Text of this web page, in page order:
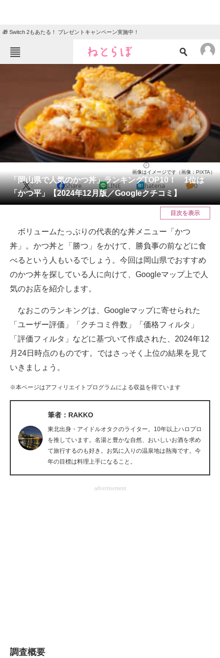
🎁 Switch 2もあたる！ プレゼントキャンペーン実施中！
ニュース
クイズ
グルメ 地域
住まい 教育・育児
リサーチ
会員記事
メディア
ITの今と未来を見通す
スマホと通信の最新トレンド
進化するPCとデバイスの未来
ビジネスと働き方のヒント
企業ITのトレンドを詳説
経営リーダーのコミュニティ
マーケ×ITの今がよく分かる
ITエンジニア向け専門サイト
企業向けIT製品の総合サイト
IT製品の技術・比較・事例
「岡山県で人気のかつ丼」ランキングTOP10！ 1位は
「かつ平」【2024年12月版／Googleクチコミ】
画像はイメージです（画像：PIXTA）
X Share LINE hatena 0
目次を表示
ボリュームたっぷりの代表的な丼メニュー「かつ
丼」。かつ丼と「勝つ」をかけて、勝負事の前などに食
べるという人もいるでしょう。今回は岡山県でおすすめ
のかつ丼を探している人に向けて、Googleマップ上で人
気のお店を紹介します。
なおこのランキングは、Googleマップに寄せられた
「ユーザー評価」「クチコミ件数」「価格フィルタ」
「評価フィルタ」などに基づいて作成された、2024年12
月24日時点のものです。ではさっそく上位の結果を見て
いきましょう。
※本ページはアフィリエイトプログラムによる収益を得ています
筆者：RAKKO
東北出身・アイドルオタクのライター。10年以上ハロプロ
を推しています。名湯と豊かな自然、おいしいお酒を求め
て旅行するのも好き。お気に入りの温泉地は熱海です。今
年の目標は料理上手になること。
advertisement
調査概要